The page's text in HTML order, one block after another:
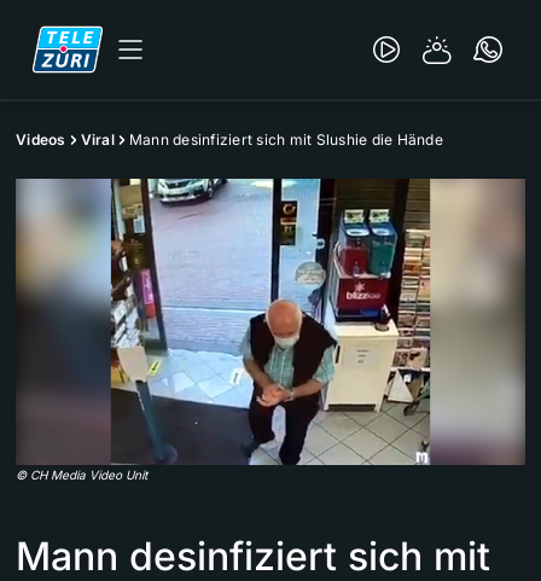
Videos Viral Mann desinfiziert sich mit Slushie die Hände
© CH Media Video Unit
Mann desinfiziert sich mit